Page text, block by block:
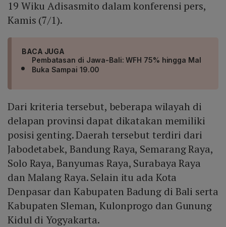
19 Wiku Adisasmito dalam konferensi pers,
Kamis (7/1).
BACA JUGA
Pembatasan di Jawa-Bali: WFH 75% hingga Mal
Buka Sampai 19.00
Dari kriteria tersebut, beberapa wilayah di
delapan provinsi dapat dikatakan memiliki
posisi genting. Daerah tersebut terdiri dari
Jabodetabek, Bandung Raya, Semarang Raya,
Solo Raya, Banyumas Raya, Surabaya Raya
dan Malang Raya. Selain itu ada Kota
Denpasar dan Kabupaten Badung di Bali serta
Kabupaten Sleman, Kulonprogo dan Gunung
Kidul di Yogyakarta.